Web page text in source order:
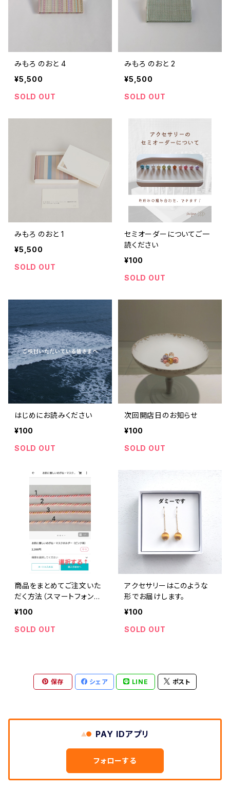
みもろ のおと 4
¥5,500
SOLD OUT
みもろ のおと 2
¥5,500
SOLD OUT
みもろ のおと 1
¥5,500
SOLD OUT
セミオーダーについてご一
読ください
¥100
SOLD OUT
はじめにお読みください
¥100
SOLD OUT
次回開店日のお知らせ
¥100
SOLD OUT
商品をまとめてご注文いた
だく方法（スマートフォンア
プリ）
¥100
SOLD OUT
アクセサリーはこのような
形でお届けします。
¥100
SOLD OUT
保存 シェア LINE ポスト
PAY IDアプリ
フォローする